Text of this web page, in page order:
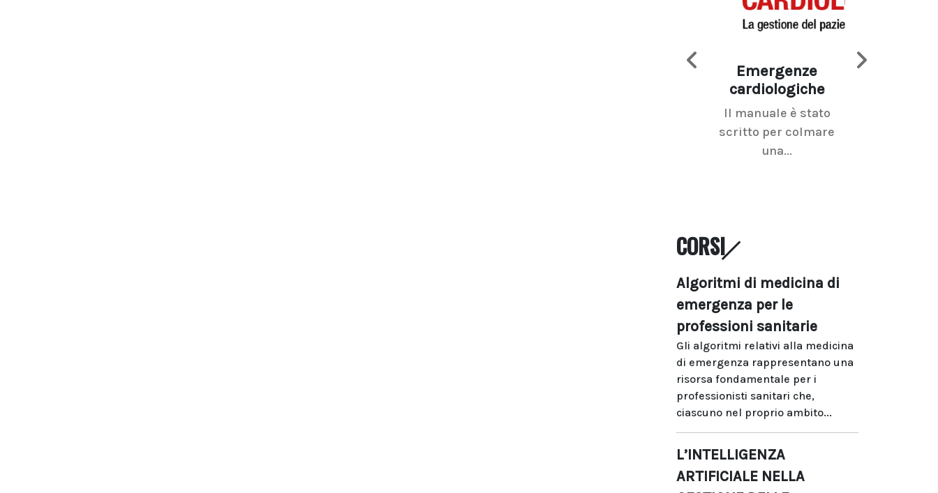
Emergenze
cardiologiche
Il manuale è stato
scritto per colmare
una...
CORSI
Algoritmi di medicina di
emergenza per le
professioni sanitarie
Gli algoritmi relativi alla medicina
di emergenza rappresentano una
risorsa fondamentale per i
professionisti sanitari che,
ciascuno nel proprio ambito...
L’INTELLIGENZA
ARTIFICIALE NELLA